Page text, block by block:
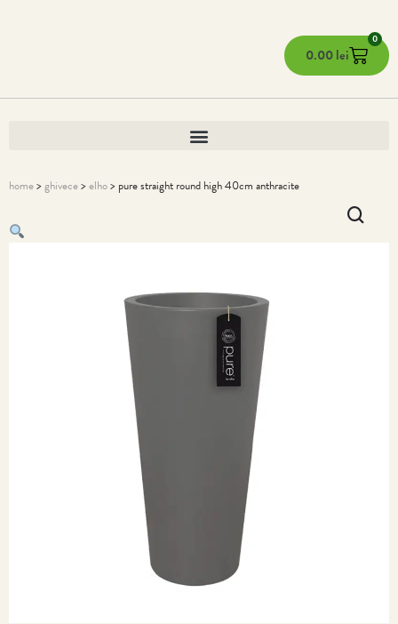
0.00lei
0
home>ghivece>elho> pure straight round high 40cm anthracite